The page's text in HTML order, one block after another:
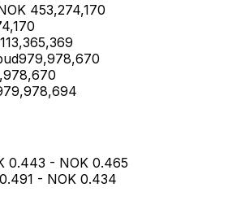
453,274,170
113,365,369
979,978,670
0.443 - NOK 0.465
0.491 - NOK 0.434